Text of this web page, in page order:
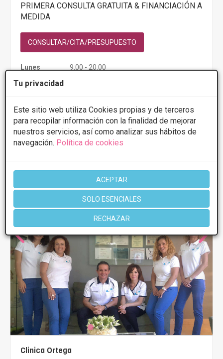
Tu privacidad
Este sitio web utiliza Cookies propias y de terceros
para recopilar información con la finalidad de mejorar
nuestros servicios, así como analizar sus hábitos de
navegación. Política de cookies
ACEPTAR
SOLO ESENCIALES
RECHAZAR
PRIMERA CONSULTA GRATUITA & FINANCIACIÓN A
MEDIDA
CONSULTAR/CITA/PRESUPUESTO
Lunes
9:00 - 20:00
Miércoles
Jueves
9:00 - 20:00
Viernes
9:00 - 20:00
Clinica Ortega